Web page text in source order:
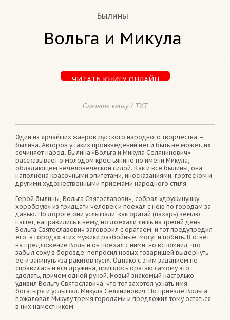
Былины
Вольга и Микула
ЧИТАТЬ КНИГУ ОНЛАЙН
Скачать книгу / TXT
Один из ярчайших жанров русского народного творчества –
былина. Авторов у таких произведений нет и быть не может: их
сочиняет народ. Былина «Вольга и Микула Селянинович»
рассказывает о молодом крестьянине по имени Микула,
обладающем нечеловеческой силой. Как и все былины, она
наполнена красочными эпитетами, иносказаниями, гротеском и
другими художественными приемами народного стиля.
Герой былины, Вольга Святославович, собрал «дружинушку
хоробрую» из тридцати человек и поехал с нею по городам за
данью. По дороге они услышали, как оратай (пахарь) землю
пашет, направились к нему, но доехали лишь на третий день.
Вольга Святославович заговорил с оратаем, и тот предупредил
его: в городах этих мужики разбойные, могут и побить. В ответ
на предложение Вольги он поехал с ними, но вспомнил, что
забыл соху в борозде, попросил новых товарищей выдернуть
ее и закинуть «за ракитов куст». Однако с этим заданием не
справилась и вся дружина, пришлось оратаю самому это
сделать, причем одной рукой. Новый знакомый настолько
удивил Вольгу Святославича, что тот захотел узнать имя
богатыря и услышал: Микула Селянинович. По приезде Вольга
пожаловал Микулу тремя городами и предложил тому остаться
в них наместником.